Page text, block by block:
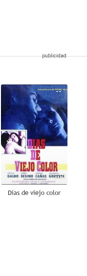
--
Días de viejo color